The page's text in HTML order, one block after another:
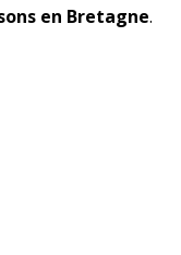
en Bretagne.